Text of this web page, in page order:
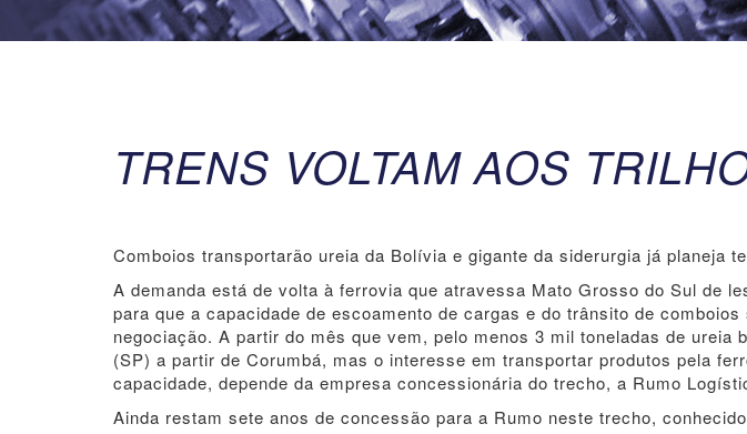
TRENS VOLTAM AOS
Comboios transportarão ureia da Bolívia e gigante da siderurgia já planeja
A demanda está de volta à ferrovia que atravessa Mato Grosso do Sul de
para que a capacidade de escoamento de cargas e do trânsito de
negociação. A partir do mês que vem, pelo menos 3 mil toneladas de ureia
(SP) a partir de Corumbá, mas o interesse em transportar produtos pela
capacidade, depende da empresa concessionária do trecho, a Rumo
Ainda restam sete anos de concessão para a Rumo neste trecho,